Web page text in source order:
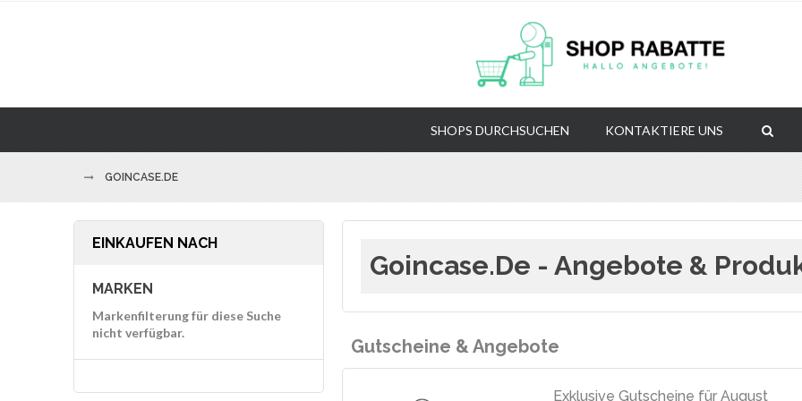
SHOPS DURCHSUCHEN KONTAKTIERE UNS
GOINCASE.DE
Goincase.de - Angebote &
Gutscheine & Angebote
Exklusive Gutscheine für August
EINKAUFEN NACH
MARKEN
Markenfilterung für diese Suche
nicht verfügbar.